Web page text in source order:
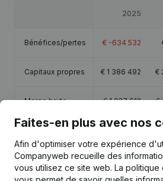
2025
Bénéfices/pertes € -634 532
Capitaux propres € 1 386 492 €
Marge brute €1 027 612 €
Faites-en plus avec nos
Afin d'optimiser votre expérience
Companyweb recueille des
vous utilisez ce site web. La politique